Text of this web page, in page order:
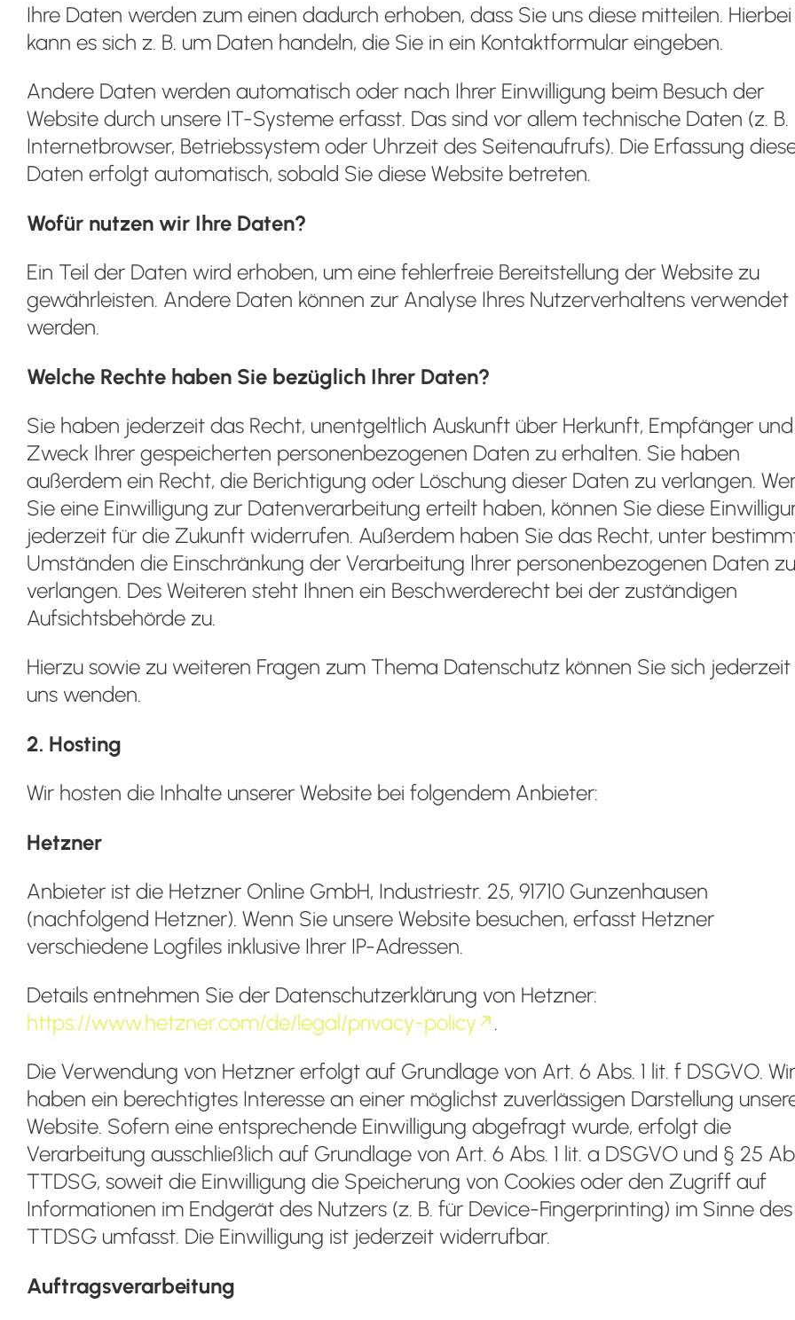
Ihre Daten werden zum einen dadurch erhoben, dass Sie uns diese mitteilen. Hierbei
kann es sich z. B. um Daten handeln, die Sie in ein Kontaktformular eingeben.
Andere Daten werden automatisch oder nach Ihrer Einwilligung beim Besuch der
Website durch unsere IT-Systeme erfasst. Das sind vor allem technische Daten (z. B.
Internetbrowser, Betriebssystem oder Uhrzeit des Seitenaufrufs). Die Erfassung
Daten erfolgt automatisch, sobald Sie diese Website betreten.
Wofür nutzen wir Ihre Daten?
Ein Teil der Daten wird erhoben, um eine fehlerfreie Bereitstellung der Website zu
gewährleisten. Andere Daten können zur Analyse Ihres Nutzerverhaltens verwendet
werden.
Welche Rechte haben Sie bezüglich Ihrer Daten?
Sie haben jederzeit das Recht, unentgeltlich Auskunft über Herkunft, Empfänger und
Zweck Ihrer gespeicherten personenbezogenen Daten zu erhalten. Sie haben
außerdem ein Recht, die Berichtigung oder Löschung dieser Daten zu verlangen.
Sie eine Einwilligung zur Datenverarbeitung erteilt haben, können Sie diese
jederzeit für die Zukunft widerrufen. Außerdem haben Sie das Recht, unter
Umständen die Einschränkung der Verarbeitung Ihrer personenbezogenen Daten zu
verlangen. Des Weiteren steht Ihnen ein Beschwerderecht bei der zuständigen
Aufsichtsbehörde zu.
Hierzu sowie zu weiteren Fragen zum Thema Datenschutz können Sie sich
uns wenden.
2. Hosting
Wir hosten die Inhalte unserer Website bei folgendem Anbieter:
Hetzner
Anbieter ist die Hetzner Online GmbH, Industriestr. 25, 91710 Gunzenhausen
(nachfolgend Hetzner). Wenn Sie unsere Website besuchen, erfasst Hetzner
verschiedene Logfiles inklusive Ihrer IP-Adressen.
Details entnehmen Sie der Datenschutzerklärung von Hetzner:
https://www.hetzner.com/de/legal/privacy-policy
.
Die Verwendung von Hetzner erfolgt auf Grundlage von Art. 6 Abs. 1 lit. f DSGVO. Wir
haben ein berechtigtes Interesse an einer möglichst zuverlässigen Darstellung
Website. Sofern eine entsprechende Einwilligung abgefragt wurde, erfolgt die
Verarbeitung ausschließlich auf Grundlage von Art. 6 Abs. 1 lit. a DSGVO und § 25
TTDSG, soweit die Einwilligung die Speicherung von Cookies oder den Zugriff auf
Informationen im Endgerät des Nutzers (z. B. für Device-Fingerprinting) im Sinne des
TTDSG umfasst. Die Einwilligung ist jederzeit widerrufbar.
Auftragsverarbeitung